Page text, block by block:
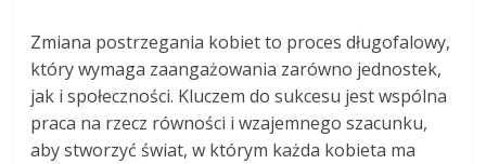
Zmiana postrzegania kobiet to proces długofalowy,
który wymaga zaangażowania zarówno jednostek,
jak i społeczności. Kluczem do sukcesu jest wspólna
praca na rzecz równości i wzajemnego szacunku,
aby stworzyć świat, w którym każda kobieta ma